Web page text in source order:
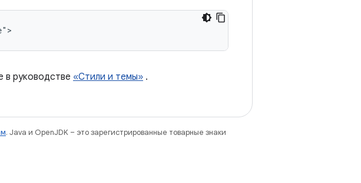
в руководстве «Стили и темы» .
. Java и OpenJDK – это зарегистрированные товарные знаки